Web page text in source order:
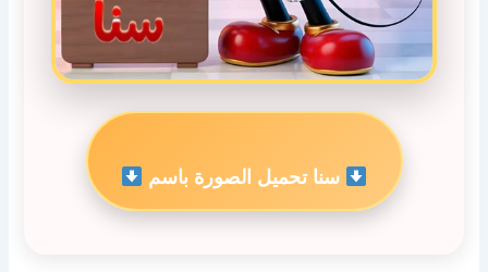
سنا تحميل الصورة باسم